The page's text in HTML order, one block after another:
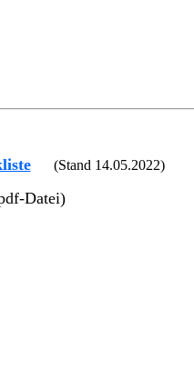
(Stand 14.05.2022)
Datei)